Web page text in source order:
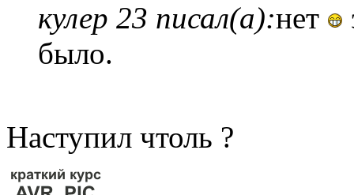
кулер 23 писал(а):нет
было.
Наступил чтоль ?